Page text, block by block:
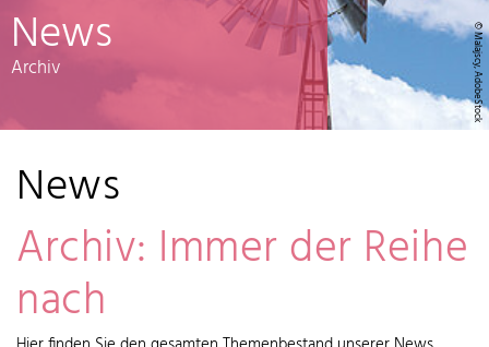
© Malajscy, AdobeStock
News
Archiv
News
Archiv: Immer der Reihe
nach